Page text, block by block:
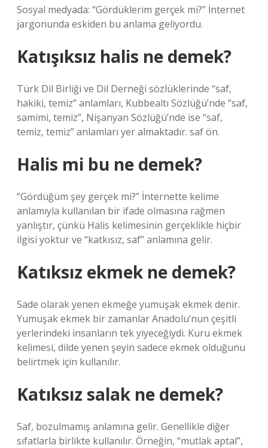
Sosyal medyada: “Gördüklerim gerçek mi?” İnternet
jargonunda eskiden bu anlama geliyordu.
Katışıksız halis ne demek?
Türk Dil Birliği ve Dil Derneği sözlüklerinde “saf,
hakiki, temiz” anlamları, Kubbealtı Sözlüğü’nde “saf,
samimi, temiz”, Nişanyan Sözlüğü’nde ise “saf,
temiz, temiz” anlamları yer almaktadır. saf ön.
Halis mi bu ne demek?
“Gördüğüm şey gerçek mi?” İnternette kelime
anlamıyla kullanılan bir ifade olmasına rağmen
yanlıştır, çünkü Halis kelimesinin gerçeklikle hiçbir
ilgisi yoktur ve “katkısız, saf” anlamına gelir.
Katıksız ekmek ne demek?
Sade olarak yenen ekmeğe yumuşak ekmek denir.
Yumuşak ekmek bir zamanlar Anadolu’nun çeşitli
yerlerindeki insanların tek yiyeceğiydi. Kuru ekmek
kelimesi, dilde yenen şeyin sadece ekmek olduğunu
belirtmek için kullanılır.
Katıksız salak ne demek?
Saf, bozulmamış anlamına gelir. Genellikle diğer
sıfatlarla birlikte kullanılır. Örneğin, “mutlak aptal”,